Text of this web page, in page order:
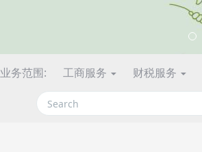
业务范围: 工商服务 财税服务